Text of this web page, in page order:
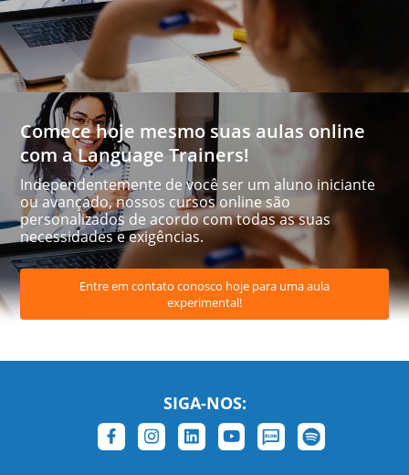
Comece hoje mesmo suas aulas online
com a Language Trainers!
Independentemente de você ser um aluno iniciante
ou avançado, nossos cursos online são
personalizados de acordo com todas as suas
necessidades e exigências.
Entre em contato conosco hoje para uma aula
experimental!
SIGA-NOS: